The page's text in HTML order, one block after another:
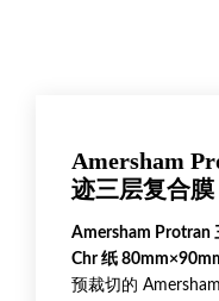
Amersham
迹三层复合膜
Amersham Protran
Chr 纸
预裁切的